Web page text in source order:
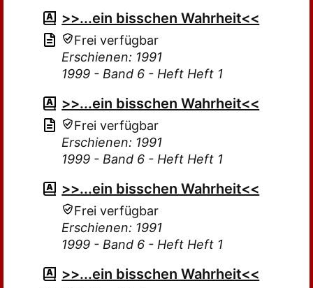
>>...ein bisschen Wahrheit<<
Frei verfügbar
Erschienen: 1991
1999 - Band 6 - Heft Heft 1
>>...ein bisschen Wahrheit<<
Frei verfügbar
Erschienen: 1991
1999 - Band 6 - Heft Heft 1
>>...ein bisschen Wahrheit<<
Frei verfügbar
Erschienen: 1991
1999 - Band 6 - Heft Heft 1
>>...ein bisschen Wahrheit<<